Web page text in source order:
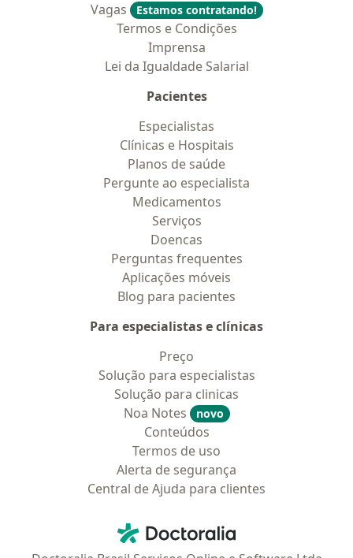
Vagas
Estamos contratando!
Termos e Condições
Imprensa
Lei da Igualdade Salarial
Pacientes
Especialistas
Clínicas e Hospitais
Planos de saúde
Pergunte ao especialista
Medicamentos
Serviços
Doencas
Perguntas frequentes
Aplicações móveis
Blog para pacientes
Para especialistas e clínicas
Preço
Solução para especialistas
Solução para clinicas
Noa Notes
novo
Conteúdos
Termos de uso
Alerta de segurança
Central de Ajuda para clientes
Doctoralia - Homepage